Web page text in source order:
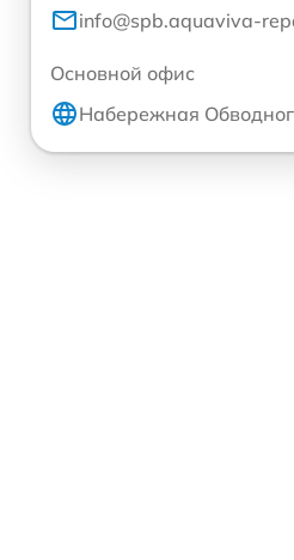
info@spb.aquaviva-
Основной офис
Набережная